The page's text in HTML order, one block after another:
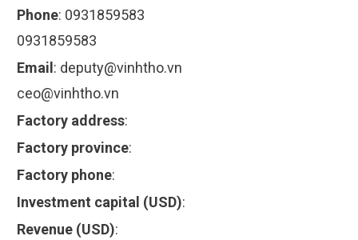
Phone: 0931859583
0931859583
Email : deputy@vinhtho.vn
ceo@vinhtho.vn
Factory address:
Factory province:
Factory phone:
Investment capital (USD):
Revenue (USD):